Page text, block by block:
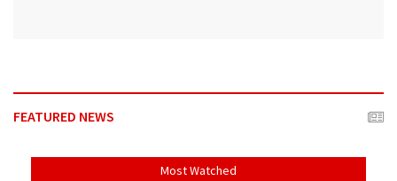
FEATURED NEWS
Most Watched